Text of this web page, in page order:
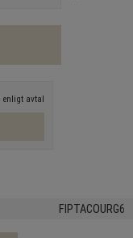
enligt avtal
FIPTACOURG6